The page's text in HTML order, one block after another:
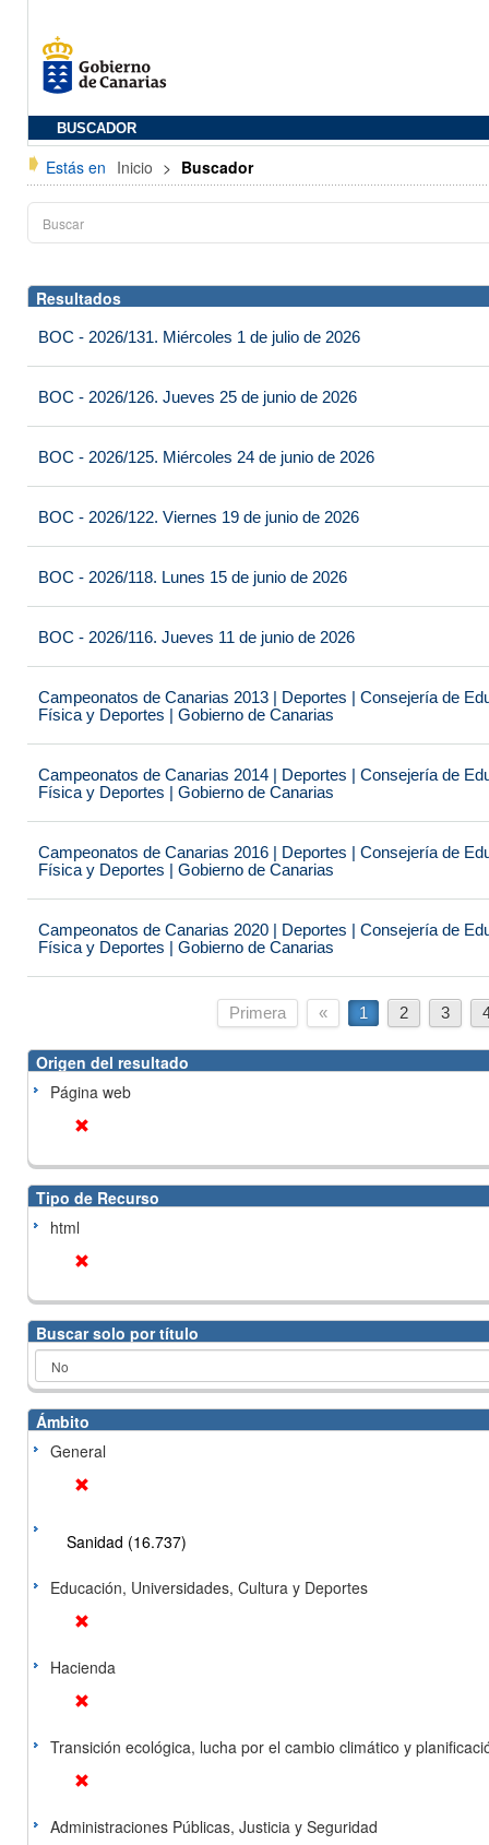
BUSCADOR
Estás en Inicio > Buscador
Resultados
BOC - 2026/131. Miércoles 1 de julio de 2026
BOC - 2026/126. Jueves 25 de junio de 2026
BOC - 2026/125. Miércoles 24 de junio de 2026
BOC - 2026/122. Viernes 19 de junio de 2026
BOC - 2026/118. Lunes 15 de junio de 2026
BOC - 2026/116. Jueves 11 de junio de 2026
Campeonatos de Canarias 2013 | Deportes | Consejería de
Física y Deportes | Gobierno de Canarias
Campeonatos de Canarias 2014 | Deportes | Consejería de
Física y Deportes | Gobierno de Canarias
Campeonatos de Canarias 2016 | Deportes | Consejería de
Física y Deportes | Gobierno de Canarias
Campeonatos de Canarias 2020 | Deportes | Consejería de
Física y Deportes | Gobierno de Canarias
Primera « 1 2 3
Origen del resultado
Página web
Tipo de Recurso
html
Buscar solo por título
Ámbito
General
Sanidad (16.737)
Educación, Universidades, Cultura y Deportes
Hacienda
Transición ecológica, lucha por el cambio climático y
Administraciones Públicas, Justicia y Seguridad